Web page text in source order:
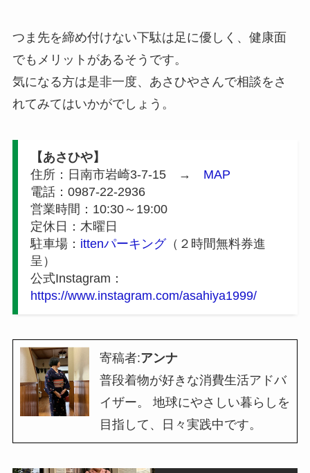
つま先を締め付けない下駄は足に優しく、健康面
でもメリットがあるそうです。
気になる方は是非一度、あさひやさんで相談をさ
れてみてはいかがでしょう。
【あさひや】
住所：日南市岩崎3-7-15 → MAP
電話：0987-22-2936
営業時間：10:30～19:00
定休日：木曜日
駐車場： ittenパーキング（２時間無料券進
呈）
公式Instagram：
https://www.instagram.com/asahiya1999/
寄稿者:アンナ
普段着物が好きな消費生活アドバ
イザー。 地球にやさしい暮らしを
目指して、日々実践中です。